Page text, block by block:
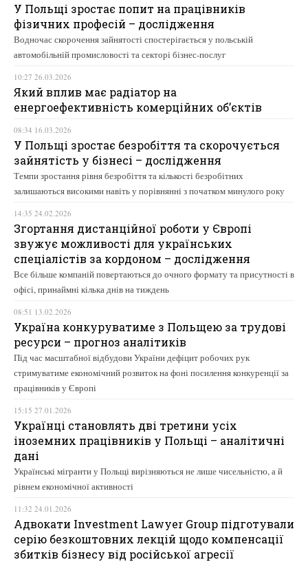
У Польщі зростає попит на працівників
фізичних професій – дослідження
Водночас скорочення зайнятості спостерігається у польській
автомобільній промисловості та секторі бізнес-послуг
10:27 26.03.2026
Який вплив має радіатор на
енергоефективність комерційних об’єктів
08:34 16.03.2026
У Польщі зростає безробіття та скорочується
зайнятість у бізнесі – дослідження
Темпи зростання рівня безробіття та кількості безробітних
залишаються високими навіть у порівнянні з початком минулого року
14:35 24.02.2026
Згортання дистанційної роботи у Європі
звужує можливості для українських
спеціалістів за кордоном – дослідження
Все більше компаній повертаються до очного формату та присутності в
офісі, принаймні кілька днів на тиждень
08:51 13.02.2026
Україна конкуруватиме з Польщею за трудові
ресурси – прогноз аналітиків
Під час масштабної відбудови України дефіцит робочих рук
стримуватиме економічний розвиток на фоні посилення конкуренції за
працівників у Європі
15:15 27.01.2026
Українці становлять дві третини усіх
іноземних працівників у Польщі – аналітичні
дані
Українські мігранти у Польщі вирізняються не лише чисельністю, а й
рівнем економічної активності
11:32 24.01.2026
Адвокати Investment Lawyer Group підготували
серію безкоштовних лекцій щодо компенсації
збитків бізнесу від російської агресії